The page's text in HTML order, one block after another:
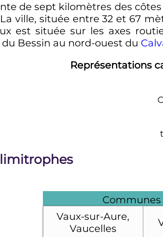
de sept kilomètres des côtes
ville, située entre32 et 67
est située sur les axes
Bessin au nord-ouest du
Représentations
Vaux-sur-Aure,
Vaucelles